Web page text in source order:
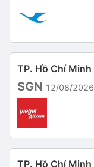
TP. Hồ Chí Minh
SGN 12/08/2026
TP. Hồ Chí Minh